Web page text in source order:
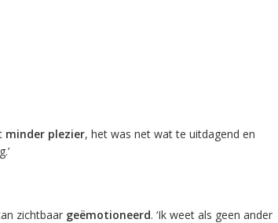
minder plezier, het was net wat te uitdagend en
zichtbaar geëmotioneerd. ‘Ik weet als geen ander